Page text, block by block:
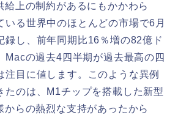
給上の制約があるにもかかわら
いる世界中のほとんどの市場で6月
録し、前年同期比16％増の82億ド
Macの過去4四半期が過去最高の四
注目に値します。このような異例
たのは、M1チップを搭載した新型
からの熱烈な支持があったから